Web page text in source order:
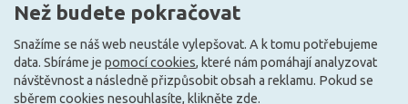
Může být u Vás 17. 8. Může být u Vás 17. 8.
Než budete pokračovat
Snažíme se náš web neustále vylepšovat. A k tomu potřebujeme
data. Sbíráme je pomocí cookies, které nám pomáhají analyzovat
návštěvnost a následně přizpůsobit obsah a reklamu. Pokud se
sběrem cookies nesouhlasíte, klikněte zde.